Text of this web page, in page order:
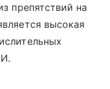
препятствий на
высокая